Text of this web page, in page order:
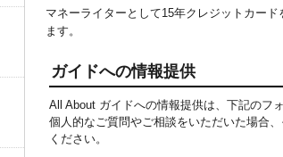
マネーライターとして15年クレジットカー
ます。
ガイドへの情報提供
All About ガイドへの情報提供は、下記のフ
個人的なご質問やご相談をいただいた場合
ください。